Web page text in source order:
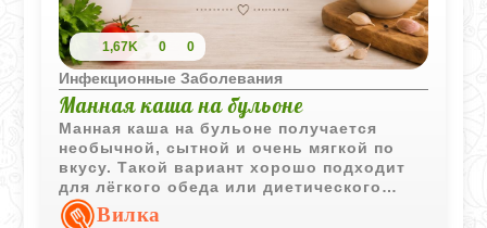
1,67K 0 0
Инфекционные Заболевания
Манная каша на бульоне
Манная каша на бульоне получается
необычной, сытной и очень мягкой по
вкусу. Такой вариант хорошо подходит
для лёгкого обеда или диетического
питания.Вилка